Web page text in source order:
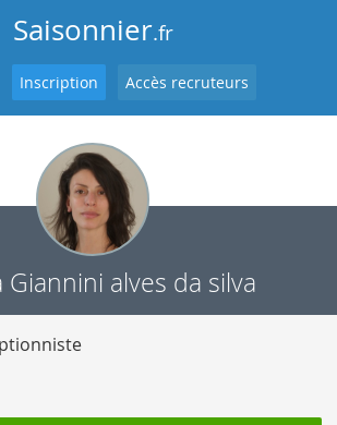
Saisonnier.fr
Inscription Accès recruteurs
Giannini alves da silva